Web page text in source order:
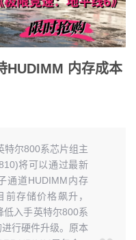
HUDIMM 内存成本
特尔800系芯片组主
将可以通过最新
通道HUDIMM内存
存储价格飙升，
低入手英特尔800系
行硬件升级。原本